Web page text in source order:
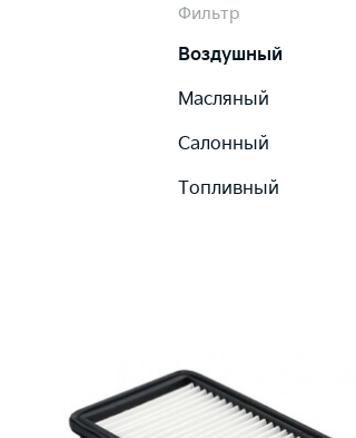
Фильтр
Воздушный
Масляный
Салонный
Топливный